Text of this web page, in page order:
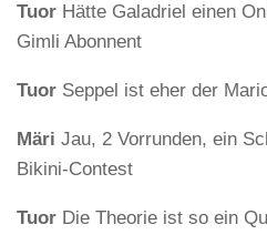
Tuor Hätte Galadriel einen
Gimli Abonnent
Tuor Seppel ist eher der
Märi Jau, 2 Vorrunden, ein
Bikini-Contest
Tuor Die Theorie ist so ein